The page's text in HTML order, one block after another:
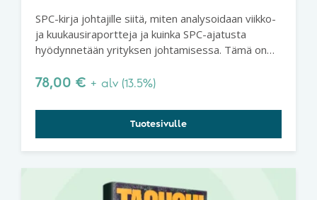
SPC-kirja johtajille siitä, miten analysoidaan viikko-
ja kuukausiraportteja ja kuinka SPC-ajatusta
hyödynnetään yrityksen johtamisessa. Tämä on
lukea.
78,00 € + alv (13.5%)
Tuotesivulle